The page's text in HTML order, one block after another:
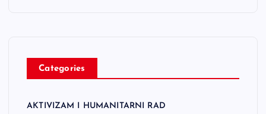
Categories
AKTIVIZAM I HUMANITARNI RAD